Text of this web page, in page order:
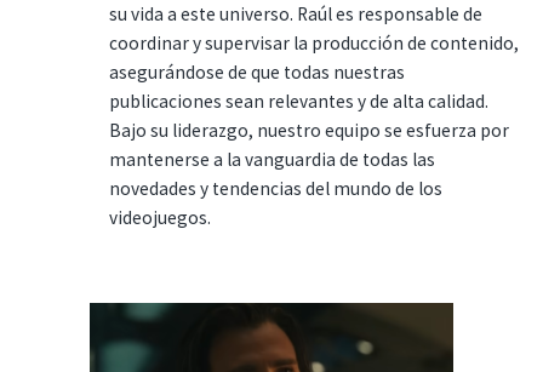
su vida a este universo. Raúl es responsable de
coordinar y supervisar la producción de contenido,
asegurándose de que todas nuestras
publicaciones sean relevantes y de alta calidad.
Bajo su liderazgo, nuestro equipo se esfuerza por
mantenerse a la vanguardia de todas las
novedades y tendencias del mundo de los
videojuegos.